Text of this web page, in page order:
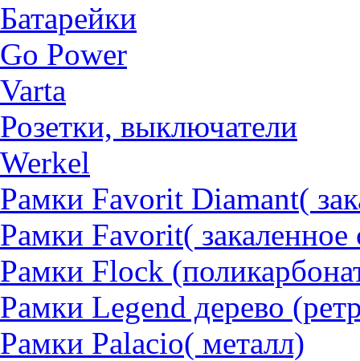
Батарейки
Go Power
Varta
Розетки, выключатели
Werkel
Рамки Favorit Diamant(
Рамки Favorit( закаленное
Рамки Flock
Рамки Legend дерево
Рамки Palacio( металл)